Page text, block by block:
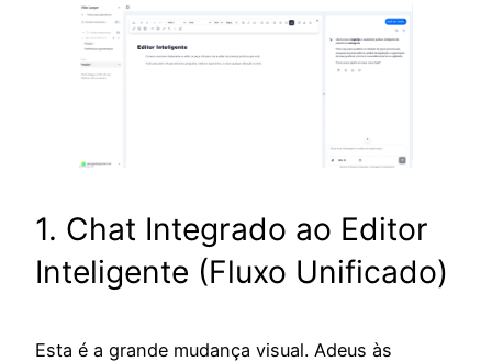
1. Chat Integrado ao Editor
Inteligente (Fluxo Unificado)
Esta é a grande mudança visual. Adeus às